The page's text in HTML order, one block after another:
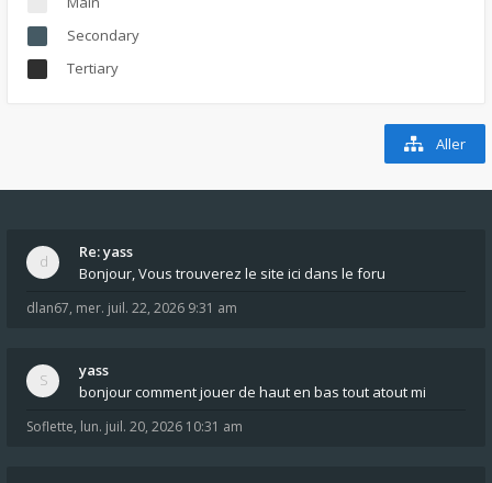
Secondary
Tertiary
Aller
Re: yass
Bonjour, Vous trouverez le site ici dans le foru
dlan67, mer. juil. 22, 2026 9:31 am
yass
bonjour comment jouer de haut en bas tout atout mi
Soflette, lun. juil. 20, 2026 10:31 am